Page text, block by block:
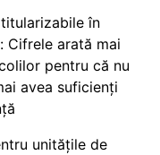
în
Cifrele arată mai
pentru că nu
avea suficienți
unitățile de